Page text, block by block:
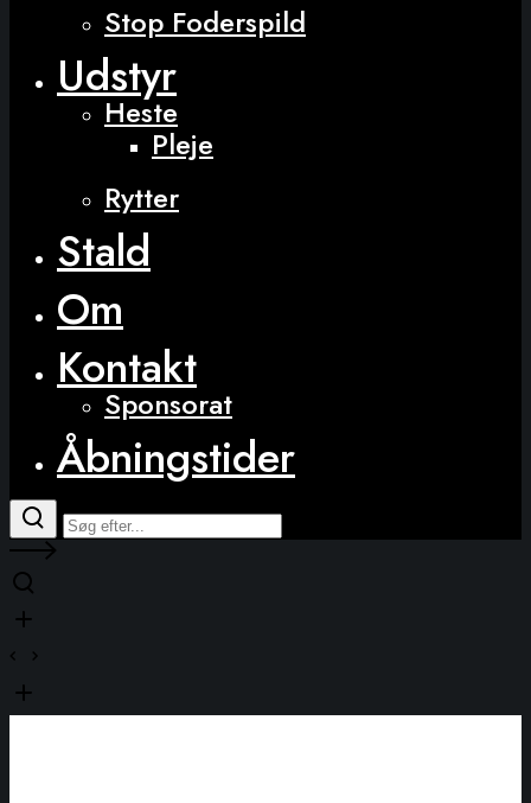
Stop Foderspild
Udstyr
Heste
Pleje
Rytter
Stald
Om
Kontakt
Sponsorat
Åbningstider